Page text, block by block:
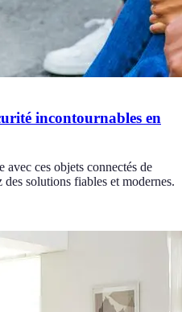
incontournables en
ces objets connectés de
solutions fiables et modernes.